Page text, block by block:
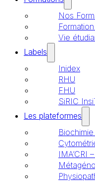
Nos
Vie
Labels
Inidex
RHU
FHU
SiRIC
Les plateformes
IMA’CRI